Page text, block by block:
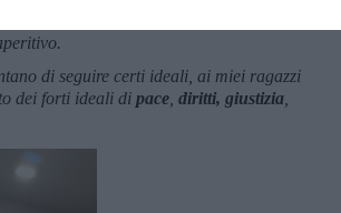
tutti quei
di seguire certi ideali, ai miei ragazzi
dei forti ideali di pace diritti, giustizia